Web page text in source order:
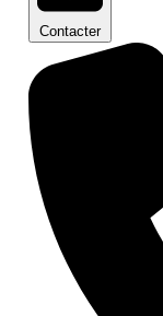
Contacter